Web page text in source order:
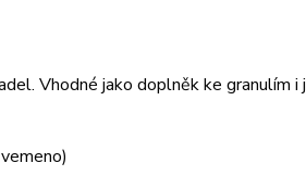
Vhodné jako doplněk ke granulím